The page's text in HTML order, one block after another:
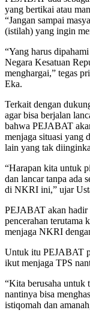
yang bertikai atau
“Jangan sampai
(istilah) yang ingin
“Yang harus
Negara Kesatuan
menghargai,” tegas
Eka.
Terkait dengan
agar bisa berjalan
bahwa PEJABAT
menjaga situasi yang
lain yang tak
“Harapan kita untuk
dan lancar tanpa ada
di NKRI ini,” ujar
PEJABAT akan hadir
pencerahan terutama
menjaga NKRI
Untuk itu PEJABAT
ikut menjaga TPS
“Kita berusaha untuk
nantinya bisa
istiqomah dan